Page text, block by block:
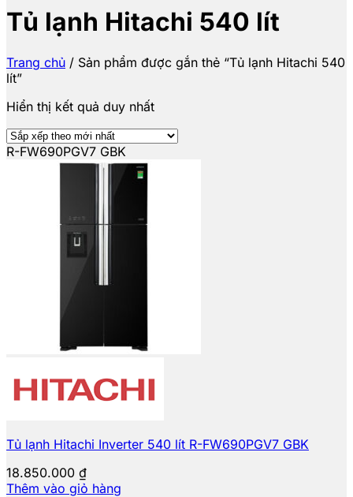
Tủ lạnh Hitachi 540 lít
Trang chủ / Sản phẩm được gắn thẻ “Tủ lạnh Hitachi 540
lít”
Hiển thị kết quả duy nhất
R-FW690PGV7 GBK
Tủ lạnh Hitachi Inverter 540 lít R-FW690PGV7 GBK
18.850.000 ₫
Thêm vào giỏ hàng